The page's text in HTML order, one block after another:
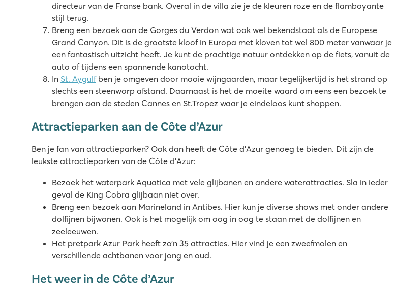
directeur van de Franse bank. Overal in de villa zie je de kleuren roze en de flamboyante
stijl terug.
Breng een bezoek aan de Gorges du Verdon wat ook wel bekendstaat als de Europese
Grand Canyon. Dit is de grootste kloof in Europa met kloven tot wel 800 meter vanwaar je
een fantastisch uitzicht heeft. Je kunt de prachtige natuur ontdekken op de fiets, vanuit de
auto of tijdens een spannende kanotocht.
In St. Aygulfben je omgeven door mooie wijngaarden, maar tegelijkertijd is het strand op
slechts een steenworp afstand. Daarnaast is het de moeite waard om eens een bezoek te
brengen aan de steden Cannes en St.Tropez waar je eindeloos kunt shoppen.
Attractieparken aan de Côte d’Azur
Ben je fan van attractieparken? Ook dan heeft de Côte d’Azur genoeg te bieden. Dit zijn de
leukste attractieparken van de Côte d’Azur:
Bezoek het waterpark Aquatica met vele glijbanen en andere waterattracties. Sla in ieder
geval de King Cobra glijbaan niet over.
Breng een bezoek aan Marineland in Antibes. Hier kun je diverse shows met onder andere
dolfijnen bijwonen. Ook is het mogelijk om oog in oog te staan met de dolfijnen en
zeeleeuwen.
Het pretpark Azur Park heeft zo’n 35 attracties. Hier vind je een zweefmolen en
verschillende achtbanen voor jong en oud.
Het weer in de Côte d’Azur